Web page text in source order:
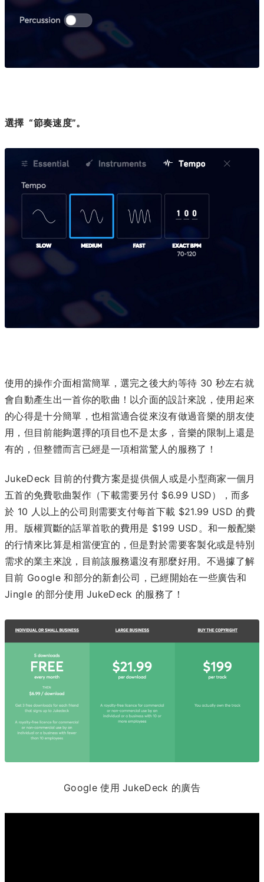
選擇 “節奏速度”。
使用的操作介面相當簡單，選完之後大約等待 30 秒左右就
會自動產生出一首你的歌曲！以介面的設計來說，使用起來
的心得是十分簡單，也相當適合從來沒有做過音樂的朋友使
用，但目前能夠選擇的項目也不是太多，音樂的限制上還是
有的，但整體而言已經是一項相當驚人的服務了！
JukeDeck 目前的付費方案是提供個人或是小型商家一個月
五首的免費歌曲製作（下載需要另付 $6.99 USD），而多
於 10 人以上的公司則需要支付每首下載 $21.99 USD 的費
用。版權買斷的話單首歌的費用是 $199 USD。和一般配樂
的行情來比算是相當便宜的，但是對於需要客製化或是特別
需求的業主來說，目前該服務還沒有那麼好用。不過據了解
目前 Google 和部分的新創公司，已經開始在一些廣告和
Jingle 的部分使用 JukeDeck 的服務了！
Google 使用 JukeDeck 的廣告